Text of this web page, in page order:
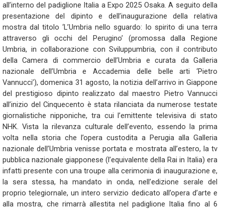
all’interno del padiglione Italia a Expo 2025 Osaka. A seguito della
presentazione del dipinto e dell’inaugurazione della relativa
mostra dal titolo ‘L’Umbria nello sguardo: lo spirito di una terra
attraverso gli occhi del Perugino’ (promossa dalla Regione
Umbria, in collaborazione con Sviluppumbria, con il contributo
della Camera di commercio dell’Umbria e curata da Galleria
nazionale dell’Umbria e Accademia delle belle arti ‘Pietro
Vannucci’), domenica 31 agosto, la notizia dell’arrivo in Giappone
del prestigioso dipinto realizzato dal maestro Pietro Vannucci
all’inizio del Cinquecento è stata rilanciata da numerose testate
giornalistiche nipponiche, tra cui l’emittente televisiva di stato
NHK. Vista la rilevanza culturale dell’evento, essendo la prima
volta nella storia che l’opera custodita a Perugia alla Galleria
nazionale dell’Umbria venisse portata e mostrata all’estero, la tv
pubblica nazionale giapponese (l’equivalente della Rai in Italia) era
infatti presente con una troupe alla cerimonia di inaugurazione e,
la sera stessa, ha mandato in onda, nell’edizione serale del
proprio telegiornale, un intero servizio dedicato all’opera d’arte e
alla mostra, che rimarrà allestita nel padiglione Italia fino al 6